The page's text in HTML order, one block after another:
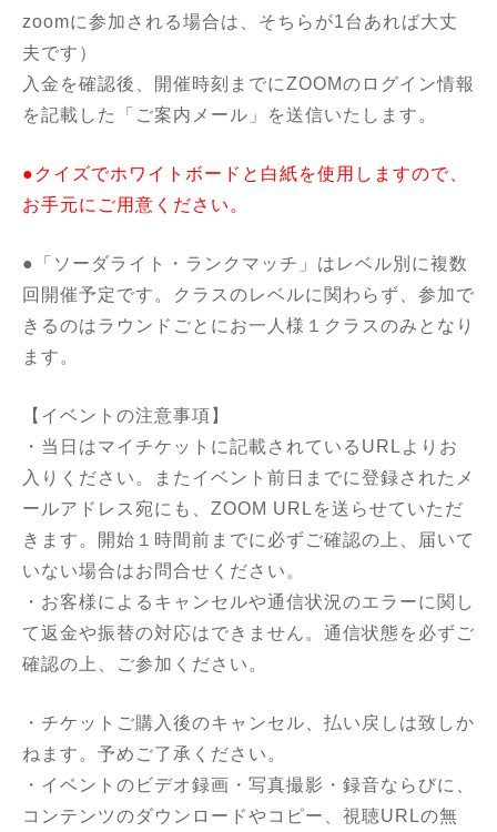
zoomに参加される場合は、そちらが1台あれば大丈
夫です）
入金を確認後、開催時刻までにZOOMのログイン情報
を記載した「ご案内メール」を送信いたします。
●クイズでホワイトボードと白紙を使用しますので、
お手元にご用意ください。
●「ソーダライト・ランクマッチ」はレベル別に複数
回開催予定です。クラスのレベルに関わらず、参加で
きるのはラウンドごとにお一人様１クラスのみとなり
ます。
【イベントの注意事項】
・当日はマイチケットに記載されているURLよりお
入りください。またイベント前日までに登録されたメ
ールアドレス宛にも、ZOOM URLを送らせていただ
きます。開始１時間前までに必ずご確認の上、届いて
いない場合はお問合せください。
・お客様によるキャンセルや通信状況のエラーに関し
て返金や振替の対応はできません。通信状態を必ずご
確認の上、ご参加ください。
・チケットご購入後のキャンセル、払い戻しは致しか
ねます。予めご了承ください。
・イベントのビデオ録画・写真撮影・録音ならびに、
コンテンツのダウンロードやコピー、視聴URLの無